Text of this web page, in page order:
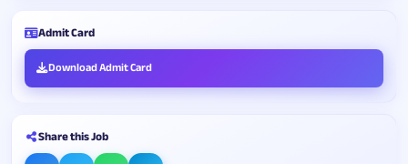
Admit Card
Download Admit Card
Share this Job